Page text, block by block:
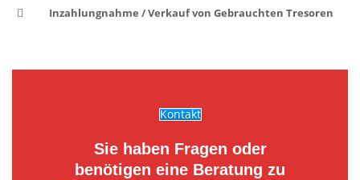
Inzahlungnahme / Verkauf von Gebrauchten Tresoren
Sie haben Fragen oder
benötigen eine Beratung zu
Kontakt